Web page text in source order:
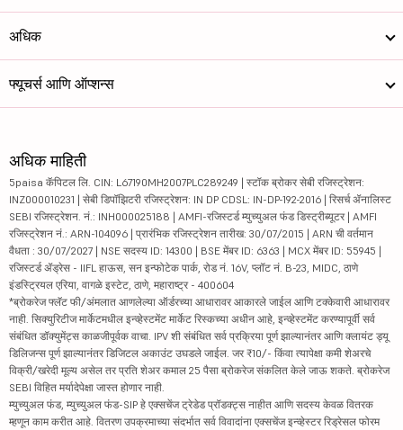
अधिक
फ्यूचर्स आणि ऑप्शन्स
अधिक माहिती
5paisa कॅपिटल लि. CIN: L67190MH2007PLC289249 | स्टॉक ब्रोकर सेबी रजिस्ट्रेशन:
INZ000010231 | सेबी डिपॉझिटरी रजिस्ट्रेशन: IN DP CDSL: IN-DP-192-2016 | रिसर्च ॲनालिस्ट
SEBI रजिस्ट्रेशन. नं.: INH000025188 | AMFI-रजिस्टर्ड म्युच्युअल फंड डिस्ट्रीब्यूटर | AMFI
रजिस्ट्रेशन नं.: ARN-104096 | प्रारंभिक रजिस्ट्रेशन तारीख: 30/07/2015 | ARN ची वर्तमान
वैधता : 30/07/2027 | NSE सदस्य ID: 14300 | BSE मेंबर ID: 6363 | MCX मेंबर ID: 55945 |
रजिस्टर्ड ॲड्रेस - IIFL हाऊस, सन इन्फोटेक पार्क, रोड नं. 16V, प्लॉट नं. B-23, MIDC, ठाणे
इंडस्ट्रियल एरिया, वागळे इस्टेट, ठाणे, महाराष्ट्र - 400604
*ब्रोकरेज फ्लॅट फी/अंमलात आणलेल्या ऑर्डरच्या आधारावर आकारले जाईल आणि टक्केवारी आधारावर
नाही. सिक्युरिटीज मार्केटमधील इन्व्हेस्टमेंट मार्केट रिस्कच्या अधीन आहे, इन्व्हेस्टमेंट करण्यापूर्वी सर्व
संबंधित डॉक्युमेंट्स काळजीपूर्वक वाचा. IPV शी संबंधित सर्व प्रक्रिया पूर्ण झाल्यानंतर आणि क्लायंट ड्यू
डिलिजन्स पूर्ण झाल्यानंतर डिजिटल अकाउंट उघडले जाईल. जर ₹10/- किंवा त्यापेक्षा कमी शेअरचे
विक्री/खरेदी मूल्य असेल तर प्रति शेअर कमाल 25 पैसा ब्रोकरेज संकलित केले जाऊ शकते. ब्रोकरेज
SEBI विहित मर्यादेपेक्षा जास्त होणार नाही.
म्युच्युअल फंड, म्युच्युअल फंड-SIP हे एक्सचेंज ट्रेडेड प्रॉडक्ट्स नाहीत आणि सदस्य केवळ वितरक
म्हणून काम करीत आहे. वितरण उपक्रमाच्या संदर्भात सर्व विवादांना एक्सचेंज इन्व्हेस्टर रिड्रेसल फोरम